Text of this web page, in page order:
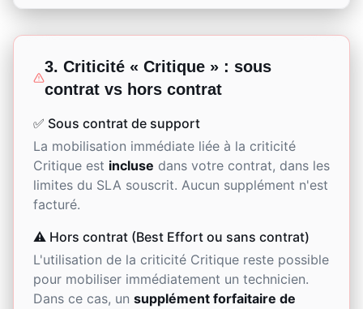
3. Criticité « Critique » : sous
contrat vs hors contrat
✅ Sous contrat de support
La mobilisation immédiate liée à la criticité
Critique est incluse dans votre contrat, dans les
limites du SLA souscrit. Aucun supplément n'est
facturé.
⚠️ Hors contrat (Best Effort ou sans contrat)
L'utilisation de la criticité Critique reste possible
pour mobiliser immédiatement un technicien.
Dans ce cas, un supplément forfaitaire de